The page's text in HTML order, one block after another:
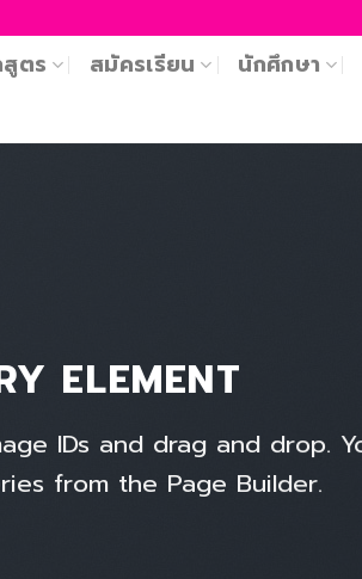
ตร สมัครเรียน นักศึกษา
ELEMENT
IDs and drag and drop.
from the Page Builder.